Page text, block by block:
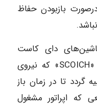
بازبودن حفاظ
ماشین‌های دای کاست
بایستی مانع بازدارنده مکانیکی «SCOICH» که نیروی
گردد تا در زمان باز
که اپراتور مشغول